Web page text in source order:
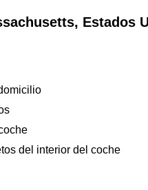
Estados
del interior del coche